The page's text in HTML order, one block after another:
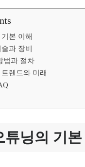
본 이해
과 장비
법과 절차
렌드와 미래
튜닝의 기본